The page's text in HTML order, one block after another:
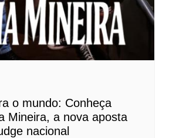
o mundo: Conheça
Mineira, a nova aposta
nacional